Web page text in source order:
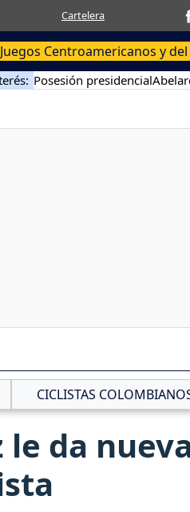
Cartelera
Juegos Centroamericanos y
Posesión presidencial
CICLISTAS
le da